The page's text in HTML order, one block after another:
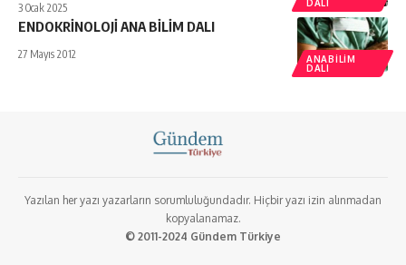
DALI
3 Ocak 2025
ANABILIM
DALI
ENDOKRİNOLOJİ ANA BİLİM DALI
27 Mayıs 2012
Yazılan her yazı yazarların sorumluluğundadır. Hiçbir yazı izin alınmadan
kopyalanamaz.
© 2011-2024 Gündem Türkiye